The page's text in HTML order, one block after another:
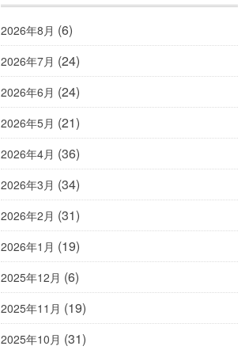
2026年8月 (6)
2026年7月 (24)
2026年6月 (24)
2026年5月 (21)
2026年4月 (36)
2026年3月 (34)
2026年2月 (31)
2026年1月 (19)
2025年12月 (6)
2025年11月 (19)
2025年10月 (31)